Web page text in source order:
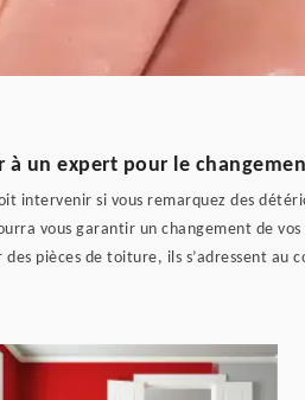
à un expert pour le
intervenir si vous remarquez des
vous garantir un changement de
pièces de toiture, ils s’adressent au